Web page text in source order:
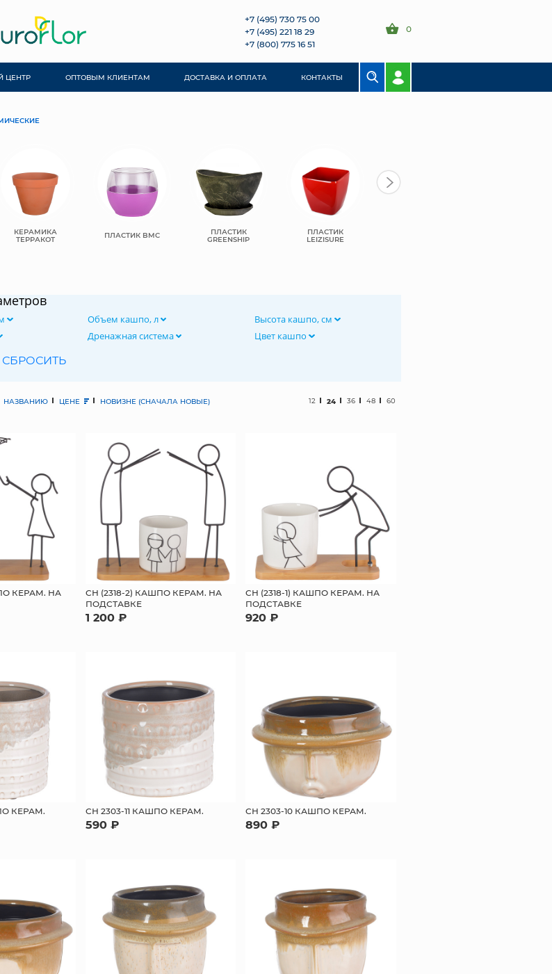
+7 (495) 730 75 00
+7 (495) 221 18 29
+7 (800) 775 16 51
0
ЦЕНТР ОПТОВЫМ КЛИЕНТАМ ДОСТАВКА И ОПЛАТА КОНТАКТЫ
КЕРАМИКА
ТЕРРАКОТ ПЛАСТИК BMC ПЛАСТИК
GREENSHIP
ПЛАСТИК
LEIZISURE
Объем кашпо, л
Высота кашпо, см
Дренажная система Цвет кашпо
НАЗВАНИЮ ЦЕНЕ НОВИЗНЕ (СНАЧАЛА НОВЫЕ) 12 24 36 48 60
КЕРАМ. НА
СН (2318-2) КАШПО КЕРАМ. НА
ПОДСТАВКЕ
1 200 ₽
СН (2318-1) КАШПО КЕРАМ. НА
ПОДСТАВКЕ
920 ₽
КЕРАМ. СН 2303-11 КАШПО КЕРАМ.
590 ₽
СН 2303-10 КАШПО КЕРАМ.
890 ₽